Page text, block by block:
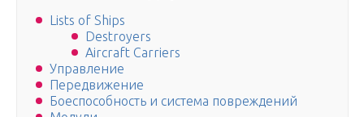
Lists of Ships
Destroyers
Aircraft Carriers
Управление
Передвижение
Боеспособность и система повреждений